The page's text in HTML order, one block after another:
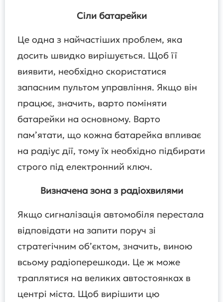
Сіли батарейки
Це одна з найчастіших проблем, яка
досить швидко вирішується. Щоб її
виявити, необхідно скористатися
запасним пультом управління. Якщо він
працює, значить, варто поміняти
батарейки на основному. Варто
пам’ятати, що кожна батарейка впливає
на радіус дії, тому їх необхідно підбирати
строго під електронний ключ.
Визначена зона з радіохвилями
Якщо сигналізація автомобіля перестала
відповідати на запити поруч зі
стратегічним об’єктом, значить, виною
всьому радіоперешкоди. Це ж може
траплятися на великих автостоянках в
центрі міста. Щоб вирішити цю